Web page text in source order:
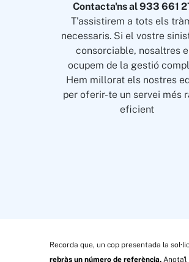
Contacta'ns al 933 661
T'assistirem a tots els
necessaris. Si el vostre
consorciable, nosaltres
ocupem de la gestió
Hem millorat els nostres
per oferir-te un servei més
eficient
Recorda que, un cop presentada la
rebràs un número de referència.Anota'l